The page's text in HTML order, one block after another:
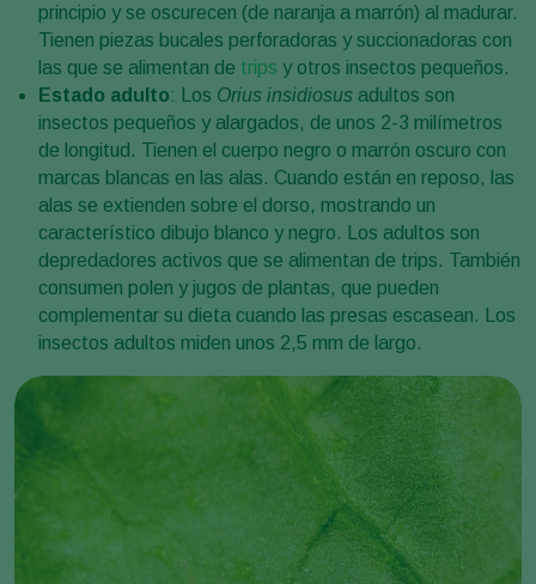
principio y se oscurecen (de naranja a marrón) al madurar.
Tienen piezas bucales perforadoras y succionadoras con
las que se alimentan de trips y otros insectos pequeños.
Estado adulto: Los Orius insidiosus adultos son
insectos pequeños y alargados, de unos 2-3 milímetros
de longitud. Tienen el cuerpo negro o marrón oscuro con
marcas blancas en las alas. Cuando están en reposo, las
alas se extienden sobre el dorso, mostrando un
característico dibujo blanco y negro. Los adultos son
depredadores activos que se alimentan de trips. También
consumen polen y jugos de plantas, que pueden
complementar su dieta cuando las presas escasean. Los
insectos adultos miden unos 2,5 mm de largo.